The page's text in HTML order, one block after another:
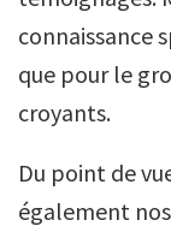
connaissance
que pour le
croyants.
Du point de
également